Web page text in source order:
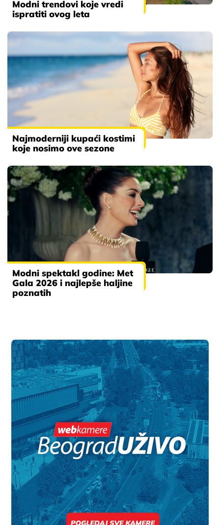
Modni trendovi koje vredi
ispratiti ovog leta
Najmoderniji kupaći kostimi
koje nosimo ove sezone
Modni spektakl godine: Met
Gala 2026 i najlepše haljine
poznatih